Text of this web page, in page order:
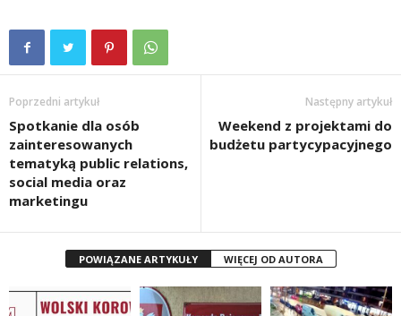
Poprzedni artykuł
Spotkanie dla osób
zainteresowanych
tematyką public relations,
social media oraz
marketingu
Następny artykuł
Weekend z projektami do
budżetu partycypacyjnego
POWIĄZANE ARTYKUŁY WIĘCEJ OD AUTORA